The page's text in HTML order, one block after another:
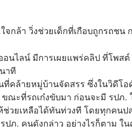
จกล้า วิ่งช่วยเด็กที่เกือบถูกรถช
อนไลน์ มีการเผยแพร่คลิปที่โพสต์
าที
ที่คล้ายหมู่บ้านจัดสรร ซึ่งในวิดีโอ
ณะที่รถเก๋งขับมา ก่อนจะมี รปภ.
ช่วยเหลือได้ทันท่วงที โดยทุกคน
ปภ. คนดังกล่าว อย่างไรก็ตาม ใน